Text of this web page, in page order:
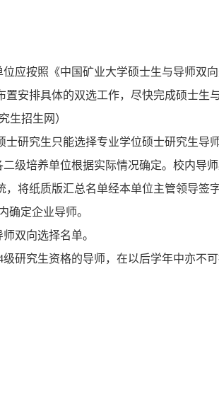
应按照《中国矿业大学硕士生与导师双
安排具体的双选工作，尽快完成硕士生
生招生网 ）
研究生只能选择专业学位硕士研究生导师
级培养单位根据实际情况确定。校内导
将纸质版汇总名单经本单位主管领导签
确定企业导师。
双向选择名单。
级研究生资格的导师，在以后学年中亦不